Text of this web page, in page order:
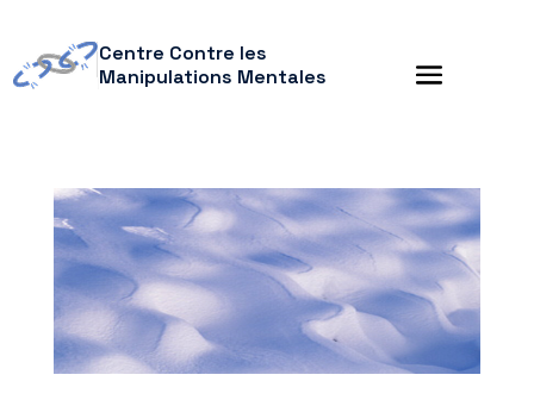
Centre Contre les
Manipulations Mentales